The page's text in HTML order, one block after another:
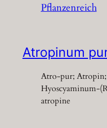
Pflanzenreich
Atropinum
Atro-pur; Atropin;
Hyoscyaminum-
atropine